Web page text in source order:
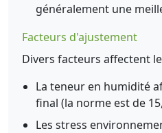
généralement une
Facteurs d'ajustement
Divers facteurs affectent
La teneur en humidité
final (la norme est de
Les stress